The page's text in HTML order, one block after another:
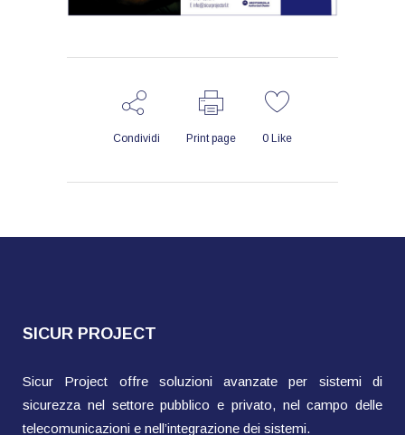
Condividi Print page 0 Like
SICUR PROJECT
Sicur Project offre soluzioni avanzate per sistemi di
sicurezza nel settore pubblico e privato, nel campo delle
telecomunicazioni e nell’integrazione dei sistemi.